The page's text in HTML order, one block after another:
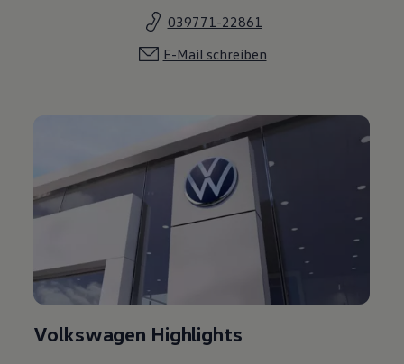
039771-22861
E-Mail schreiben
Volkswagen Highlights